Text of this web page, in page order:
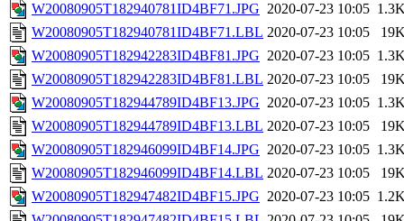
W20080905T182940781ID4BF71.JPG 2020-07-23 10:05
W20080905T182940781ID4BF71.LBL 2020-07-23 10:05
W20080905T182942283ID4BF81.JPG 2020-07-23 10:05
W20080905T182942283ID4BF81.LBL 2020-07-23 10:05
W20080905T182944789ID4BF13.JPG 2020-07-23 10:05
W20080905T182944789ID4BF13.LBL 2020-07-23 10:05
W20080905T182946099ID4BF14.JPG 2020-07-23 10:05
W20080905T182946099ID4BF14.LBL 2020-07-23 10:05
W20080905T182947482ID4BF15.JPG 2020-07-23 10:05